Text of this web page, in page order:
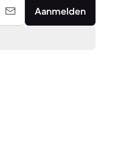
Aanmelden